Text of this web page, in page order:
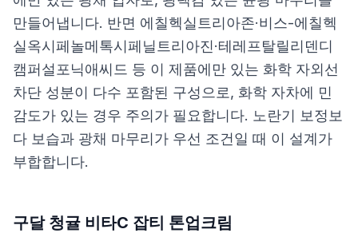
만들어냅니다. 반면 에칠헥실트리아존·비스-에칠헥
실옥시페놀메톡시페닐트리아진·테레프탈릴리덴디
캠퍼설포닉애씨드 등 이 제품에만 있는 화학 자외선
차단 성분이 다수 포함된 구성으로, 화학 자차에 민
감도가 있는 경우 주의가 필요합니다. 노란기 보정보
다 보습과 광채 마무리가 우선 조건일 때 이 설계가
부합합니다.
구달 청귤 비타C 잡티 톤업크림